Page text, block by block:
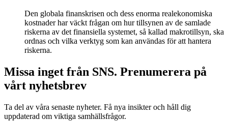
Den globala finanskrisen och dess enorma realekonomiska
kostnader har väckt frågan om hur tillsynen av de samlade
riskerna av det finansiella systemet, så kallad makrotillsyn, ska
ordnas och vilka verktyg som kan användas för att hantera
riskerna.
Missa inget från SNS. Prenumerera på
vårt nyhetsbrev
Ta del av våra senaste nyheter. Få nya insikter och håll dig
uppdaterad om viktiga samhällsfrågor.